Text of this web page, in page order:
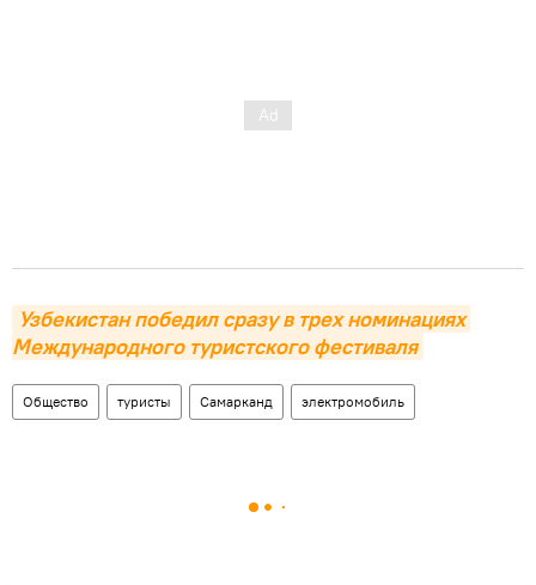
Узбекистан победил сразу в трех номинациях
Международного туристского фестиваля
Общество туристы Самарканд электромобиль